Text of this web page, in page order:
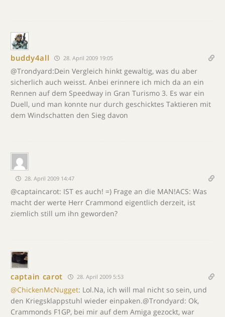
buddy4all 28. April 2009 19:05
@Trondyard:Dein Vergleich hinkt gewaltig, was du aber
sicherlich auch weisst. Anbei erinnere ich mich da an ein
Rennen auf dem Speedway in Gran Turismo 3. Es war ein
Duell, und man konnte nur durch geschicktes Taktieren mit
dem Windschatten den Sieg davon
28. April 2009 14:47
@captaincarot: IST es auch! =) Frage an die MAN!ACS: Was
macht der werte Herr Crammond eigentlich derzeit, ist
ziemlich still um ihn geworden?
captain carot 28. April 2009 5:53
@ChickenMcNugget: Lol.Na, ich will mal nicht so sein, und
den Kriegsklappstuhl wieder einpaken.@Trondyard: Ok,
Crammonds F1GP, bei mir auf dem Amiga gezockt, war